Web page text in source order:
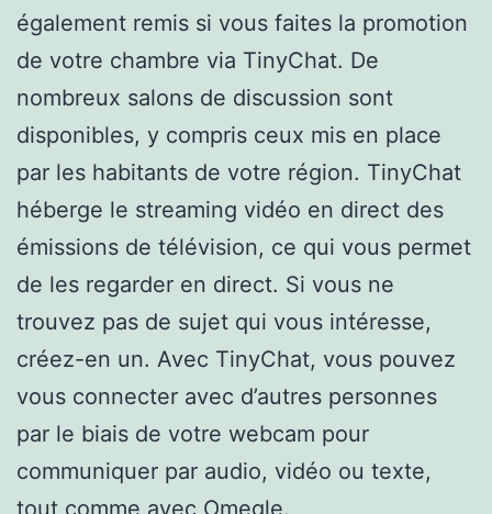
également remis si vous faites la promotion
de votre chambre via TinyChat. De
nombreux salons de discussion sont
disponibles, y compris ceux mis en place
par les habitants de votre région. TinyChat
héberge le streaming vidéo en direct des
émissions de télévision, ce qui vous permet
de les regarder en direct. Si vous ne
trouvez pas de sujet qui vous intéresse,
créez-en un. Avec TinyChat, vous pouvez
vous connecter avec d’autres personnes
par le biais de votre webcam pour
communiquer par audio, vidéo ou texte,
tout comme avec Omegle.